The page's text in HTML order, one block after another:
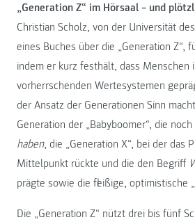
„Generation Z“ im Hörsaal – und
Christian Scholz, von der Universität
eines Buches über die „Generation Z“,
indem er kurz festhält, dass Menschen
vorherrschenden Wertesystemen
der Ansatz der Generationen Sinn
Generation der „Babyboomer“, die noch
haben, die „Generation X“, bei der das
Mittelpunkt rückte und die den Begriff
prägte sowie die fleißige, optimistische
Die „Generation Z“ nützt drei bis fünf